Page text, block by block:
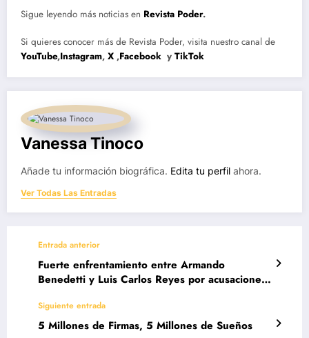
Sigue leyendo más noticias en Revista Poder.
Si quieres conocer más de Revista Poder, visita nuestro canal de
YouTube,Instagram, X ,Facebook y TikTok
Vanessa Tinoco
Añade tu información biográfica. Edita tu perfil ahora.
Ver Todas Las Entradas
Entrada anterior
Fuerte enfrentamiento entre Armando
Benedetti y Luis Carlos Reyes por acusaciones
Siguiente entrada
5 Millones de Firmas, 5 Millones de Sueños